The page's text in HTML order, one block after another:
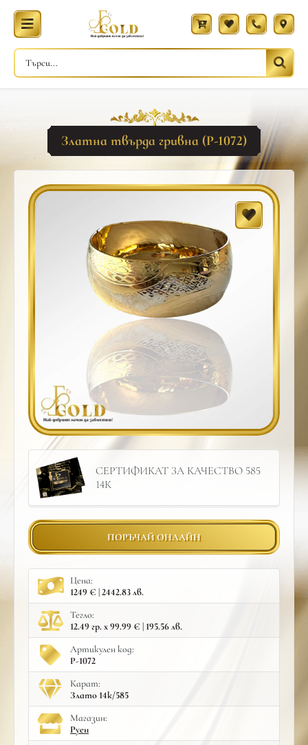
Златна твърда гривна (Р-1072)
СЕРТИФИКАТ ЗА КАЧЕСТВО 585
14К
ПОРЪЧАЙ ОНЛАЙН
Цена:
1249 € | 2442.83 лв.
Тегло:
12.49 гр. x 99.99 € | 195.56 лв.
Артикулен код:
Р-1072
Карат:
Злато 14к/585
Mагазин:
Руен